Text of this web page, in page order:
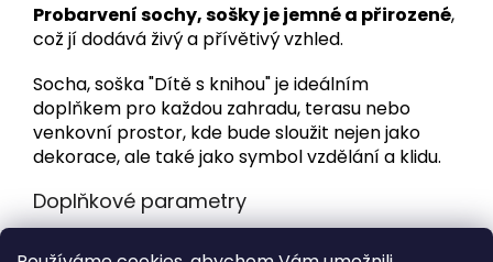
Probarvení sochy, sošky je jemné a přirozené,
což jí dodává živý a přívětivý vzhled.
Socha, soška "Dítě s knihou" je ideálním
doplňkem pro každou zahradu, terasu nebo
venkovní prostor, kde bude sloužit nejen jako
dekorace, ale také jako symbol vzdělání a klidu.
Doplňkové parametry